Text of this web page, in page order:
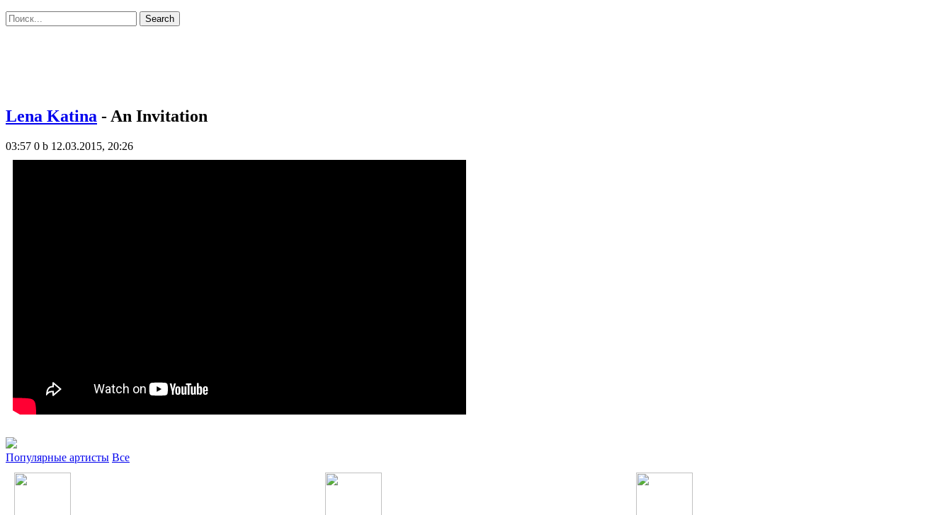
Lena Katina - An Invitation
03:57 0 b 12.03.2015, 20:26
Популярные артисты Все